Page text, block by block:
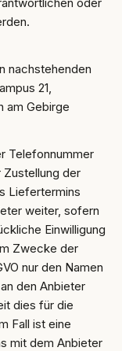
nachstehenden
21,
am Gebirge
Telefonnummer
Zustellung der
Liefertermins
weiter, sofern
Einwilligung
Zwecke der
nur den Namen
den Anbieter
dies für die
Fall ist eine
mit dem Anbieter